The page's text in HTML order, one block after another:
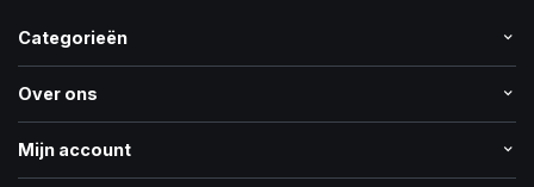
Categorieën
Over ons
Mijn account